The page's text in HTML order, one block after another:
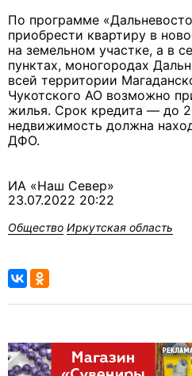
По программе
приобрести квартиру в
на земельном участке, а в
пунктах, моногородах
всей территории
Чукотского АО возможно
жилья. Срок кредита — до
недвижимость должна
ДФО.
ИА «Наш Север»
23.07.2022 20:22
Общество Иркутская область